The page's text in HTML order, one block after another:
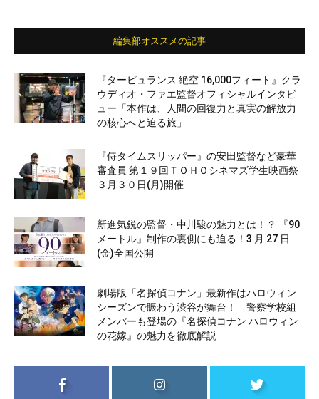
編集部オススメの記事
『タービュランス 絶空 16,000フィート』クラ
ウディオ・ファエ監督オフィシャルインタビ
ュー「本作は、人間の回復力と真実の解放力
の核心へと迫る旅」
『侍タイムスリッパー』の安田監督など豪華
審査員 第１９回ＴＯＨＯシネマズ学生映画祭
３月３０日(月)開催
新進気鋭の監督・中川駿の魅力とは！？ 『90
メートル』制作の裏側にも迫る！3 月 27 日
(金)全国公開
劇場版「名探偵コナン」最新作はハロウィン
シーズンで賑わう渋谷が舞台！ 警察学校組
メンバーも登場の『名探偵コナン ハロウィン
の花嫁』の魅力を徹底解説